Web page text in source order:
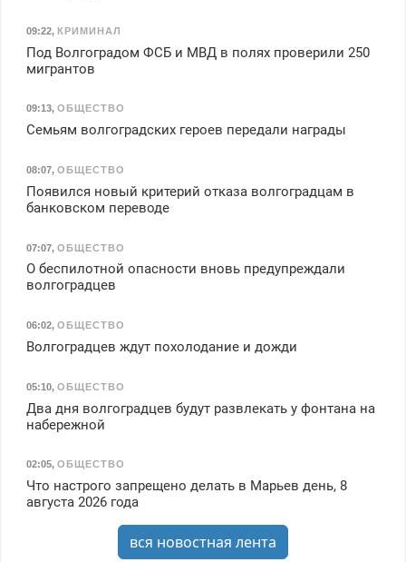
09:22, КРИМИНАЛ
Под Волгоградом ФСБ и МВД в полях проверили 250
мигрантов
09:13, ОБЩЕСТВО
Семьям волгоградских героев передали награды
08:07, ОБЩЕСТВО
Появился новый критерий отказа волгоградцам в
банковском переводе
07:07, ОБЩЕСТВО
О беспилотной опасности вновь предупреждали
волгоградцев
06:02, ОБЩЕСТВО
Волгоградцев ждут похолодание и дожди
05:10, ОБЩЕСТВО
Два дня волгоградцев будут развлекать у фонтана на
набережной
02:05, ОБЩЕСТВО
Что настрого запрещено делать в Марьев день, 8
августа 2026 года
вся новостная лента